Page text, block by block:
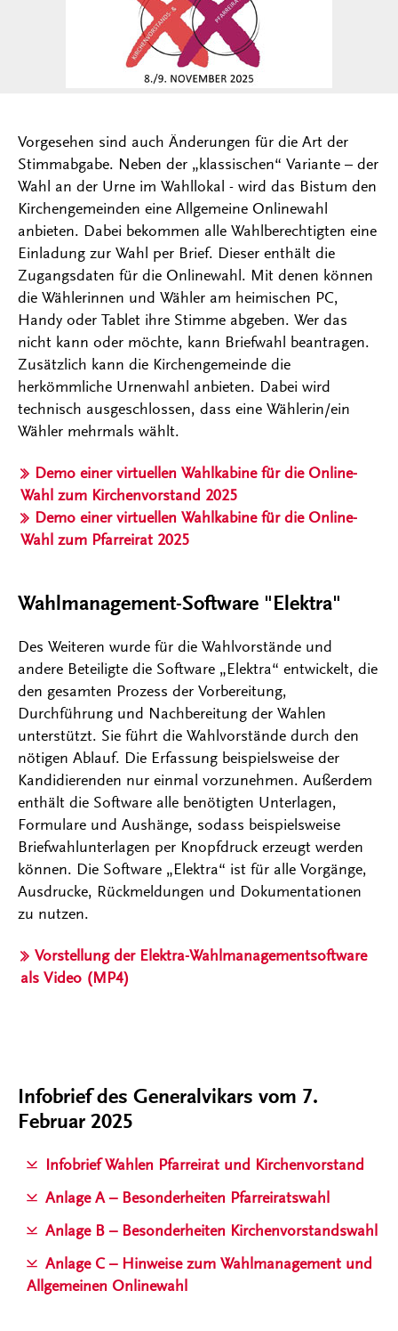
Vorgesehen sind auch Änderungen für die Art der
Stimmabgabe. Neben der „klassischen“ Variante – der
Wahl an der Urne im Wahllokal - wird das Bistum den
Kirchengemeinden eine Allgemeine Onlinewahl
anbieten. Dabei bekommen alle Wahlberechtigten eine
Einladung zur Wahl per Brief. Dieser enthält die
Zugangsdaten für die Onlinewahl. Mit denen können
die Wählerinnen und Wähler am heimischen PC,
Handy oder Tablet ihre Stimme abgeben. Wer das
nicht kann oder möchte, kann Briefwahl beantragen.
Zusätzlich kann die Kirchengemeinde die
herkömmliche Urnenwahl anbieten. Dabei wird
technisch ausgeschlossen, dass eine Wählerin/ein
Wähler mehrmals wählt.
Demo einer virtuellen Wahlkabine für die Online-
Wahl zum Kirchenvorstand 2025
Demo einer virtuellen Wahlkabine für die Online-
Wahl zum Pfarreirat 2025
Wahlmanagement-Software "Elektra"
Des Weiteren wurde für die Wahlvorstände und
andere Beteiligte die Software „Elektra“ entwickelt, die
den gesamten Prozess der Vorbereitung,
Durchführung und Nachbereitung der Wahlen
unterstützt. Sie führt die Wahlvorstände durch den
nötigen Ablauf. Die Erfassung beispielsweise der
Kandidierenden nur einmal vorzunehmen. Außerdem
enthält die Software alle benötigten Unterlagen,
Formulare und Aushänge, sodass beispielsweise
Briefwahlunterlagen per Knopfdruck erzeugt werden
können. Die Software „Elektra“ ist für alle Vorgänge,
Ausdrucke, Rückmeldungen und Dokumentationen
zu nutzen.
Vorstellung der Elektra-Wahlmanagementsoftware
als Video (MP4)
Infobrief des Generalvikars vom 7.
Februar 2025
Infobrief Wahlen Pfarreirat und Kirchenvorstand
Anlage A – Besonderheiten Pfarreiratswahl
Anlage B – Besonderheiten Kirchenvorstandswahl
Anlage C – Hinweise zum Wahlmanagement und
Allgemeinen Onlinewahl